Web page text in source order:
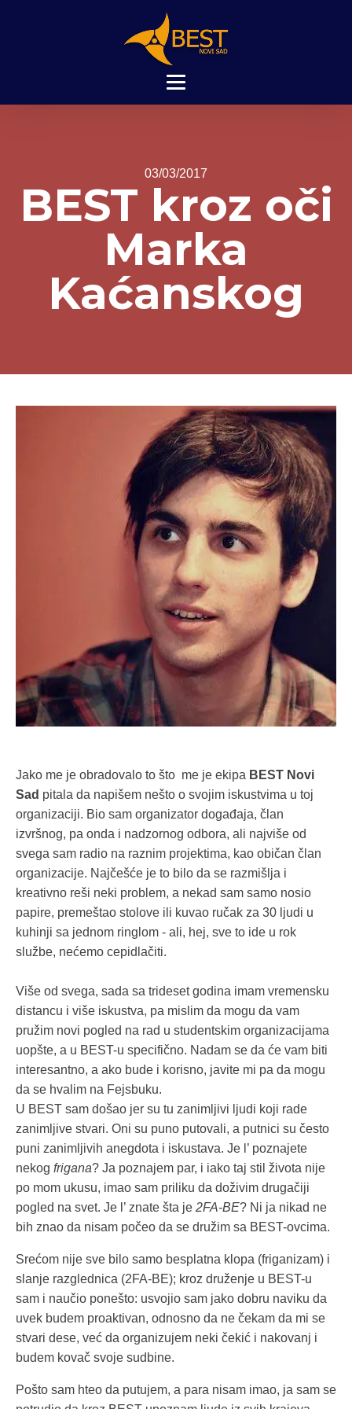
03/03/2017
BEST kroz oči
Marka
Kaćanskog
Jako me je obradovalo to što me je ekipa BEST Novi
Sad pitala da napišem nešto o svojim iskustvima u toj
organizaciji. Bio sam organizator događaja, član
izvršnog, pa onda i nadzornog odbora, ali najviše od
svega sam radio na raznim projektima, kao običan član
organizacije. Najčešće je to bilo da se razmišlja i
kreativno reši neki problem, a nekad sam samo nosio
papire, premeštao stolove ili kuvao ručak za 30 ljudi u
kuhinji sa jednom ringlom - ali, hej, sve to ide u rok
službe, nećemo cepidlačiti.
Više od svega, sada sa trideset godina imam vremensku
distancu i više iskustva, pa mislim da mogu da vam
pružim novi pogled na rad u studentskim organizacijama
uopšte, a u BEST-u specifično. Nadam se da će vam biti
interesantno, a ako bude i korisno, javite mi pa da mogu
da se hvalim na Fejsbuku.
U BEST sam došao jer su tu zanimljivi ljudi koji rade
zanimljive stvari. Oni su puno putovali, a putnici su često
puni zanimljivih anegdota i iskustava. Je l’ poznajete
nekog frigana? Ja poznajem par, i iako taj stil života nije
po mom ukusu, imao sam priliku da doživim drugačiji
pogled na svet. Je l’ znate šta je 2FA-BE? Ni ja nikad ne
bih znao da nisam počeo da se družim sa BEST-ovcima.
Srećom nije sve bilo samo besplatna klopa (friganizam) i
slanje razglednica (2FA-BE); kroz druženje u BEST-u
sam i naučio ponešto: usvojio sam jako dobru naviku da
uvek budem proaktivan, odnosno da ne čekam da mi se
stvari dese, već da organizujem neki čekić i nakovanj i
budem kovač svoje sudbine.
Pošto sam hteo da putujem, a para nisam imao, ja sam se